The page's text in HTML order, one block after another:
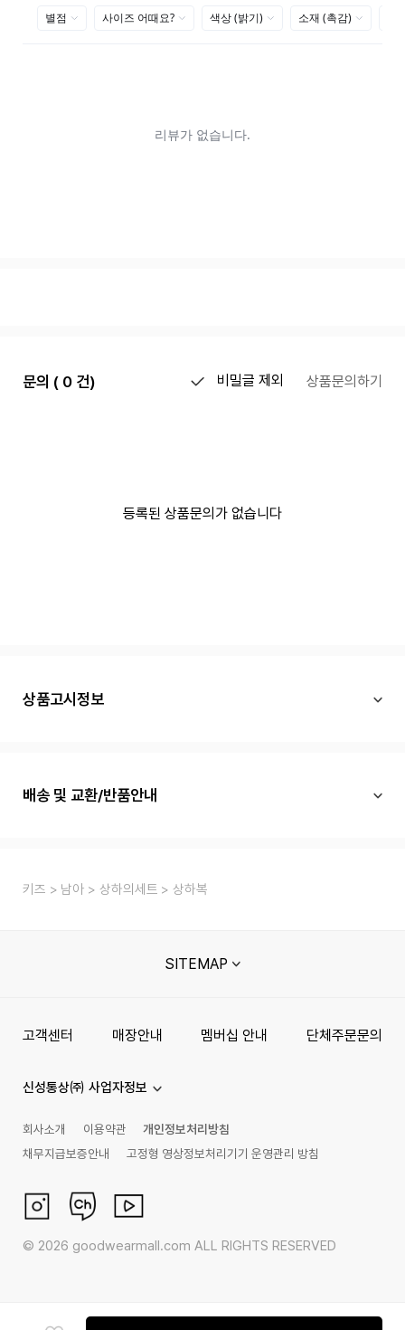
문의 ( 0 건) 비밀글 제외 상품문의하기
등록된 상품문의가 없습니다
상품고시정보
배송 및 교환/반품안내
키즈 남아 상하의세트 상하복
SITEMAP
고객센터 매장안내 멤버십 안내 단체주문문의
신성통상㈜ 사업자정보
회사소개 이용약관
개인정보처리방침
채무지급보증안내
고정형 영상정보처리기기 운영관리 방침
© 2026 goodwearmall.com ALL RIGHTS RESERVED